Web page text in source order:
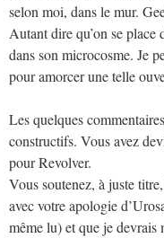
selon moi, dans le mur.
Autant dire qu’on se place
dans son microcosme. Je
pour amorcer une telle
Les quelques
constructifs. Vous avez
pour Revolver.
Vous soutenez, à juste
avec votre apologie
même lu) et que je devrais